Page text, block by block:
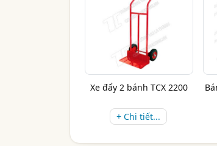
Xe đẩy 2 bánh TCX 2200
+ Chi tiết...